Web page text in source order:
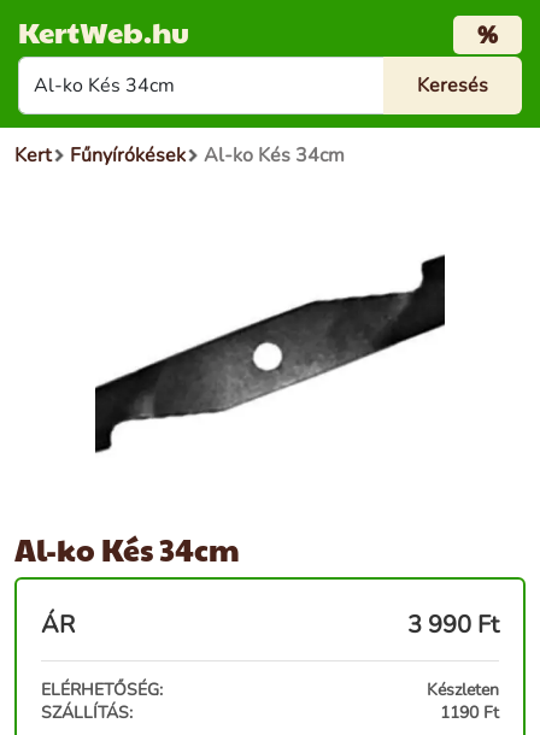
KertWeb.hu %
Kert Fűnyírókések Al-ko Kés 34cm
Al-ko Kés 34cm
ÁR 3 990 Ft
ELÉRHETŐSÉG:
Készleten
SZÁLLÍTÁS:
1190 Ft